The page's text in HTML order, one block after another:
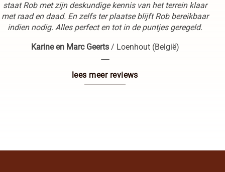
staat Rob met zijn deskundige kennis van het terrein klaar
met raad en daad. En zelfs ter plaatse blijft Rob bereikbaar
indien nodig. Alles perfect en tot in de puntjes geregeld.
Karine en Marc Geerts / Loenhout (België)
----
lees meer reviews